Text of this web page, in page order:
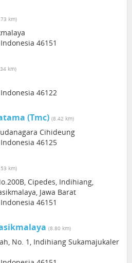
km)
46151
km)
46122
(Tmc) (8.42 km)
Cihideung
46125
km)
Cipedes, Indihiang,
Jawa Barat
46151
(8.80 km)
No. 1, Indihiang Sukamajukaler